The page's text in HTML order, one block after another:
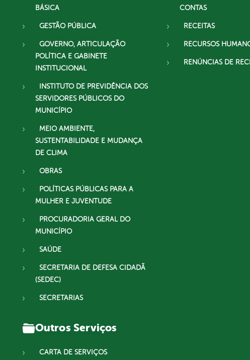
BÁSICA
GESTÃO PÚBLICA
GOVERNO, ARTICULAÇÃO
POLÍTICA E GABINETE
INSTITUCIONAL
INSTITUTO DE PREVIDÊNCIA DOS
SERVIDORES PÚBLICOS DO
MUNICÍPIO
MEIO AMBIENTE,
SUSTENTABILIDADE E MUDANÇA
DE CLIMA
OBRAS
POLÍTICAS PÚBLICAS PARA A
MULHER E JUVENTUDE
PROCURADORIA GERAL DO
MUNICÍPIO
SAÚDE
SECRETARIA DE DEFESA CIDADÃ
(SEDEC)
SECRETARIAS
CONTAS
RECEITAS
RECURSOS
RENÚNCIAS DE
Outros Serviços
CARTA DE SERVIÇOS